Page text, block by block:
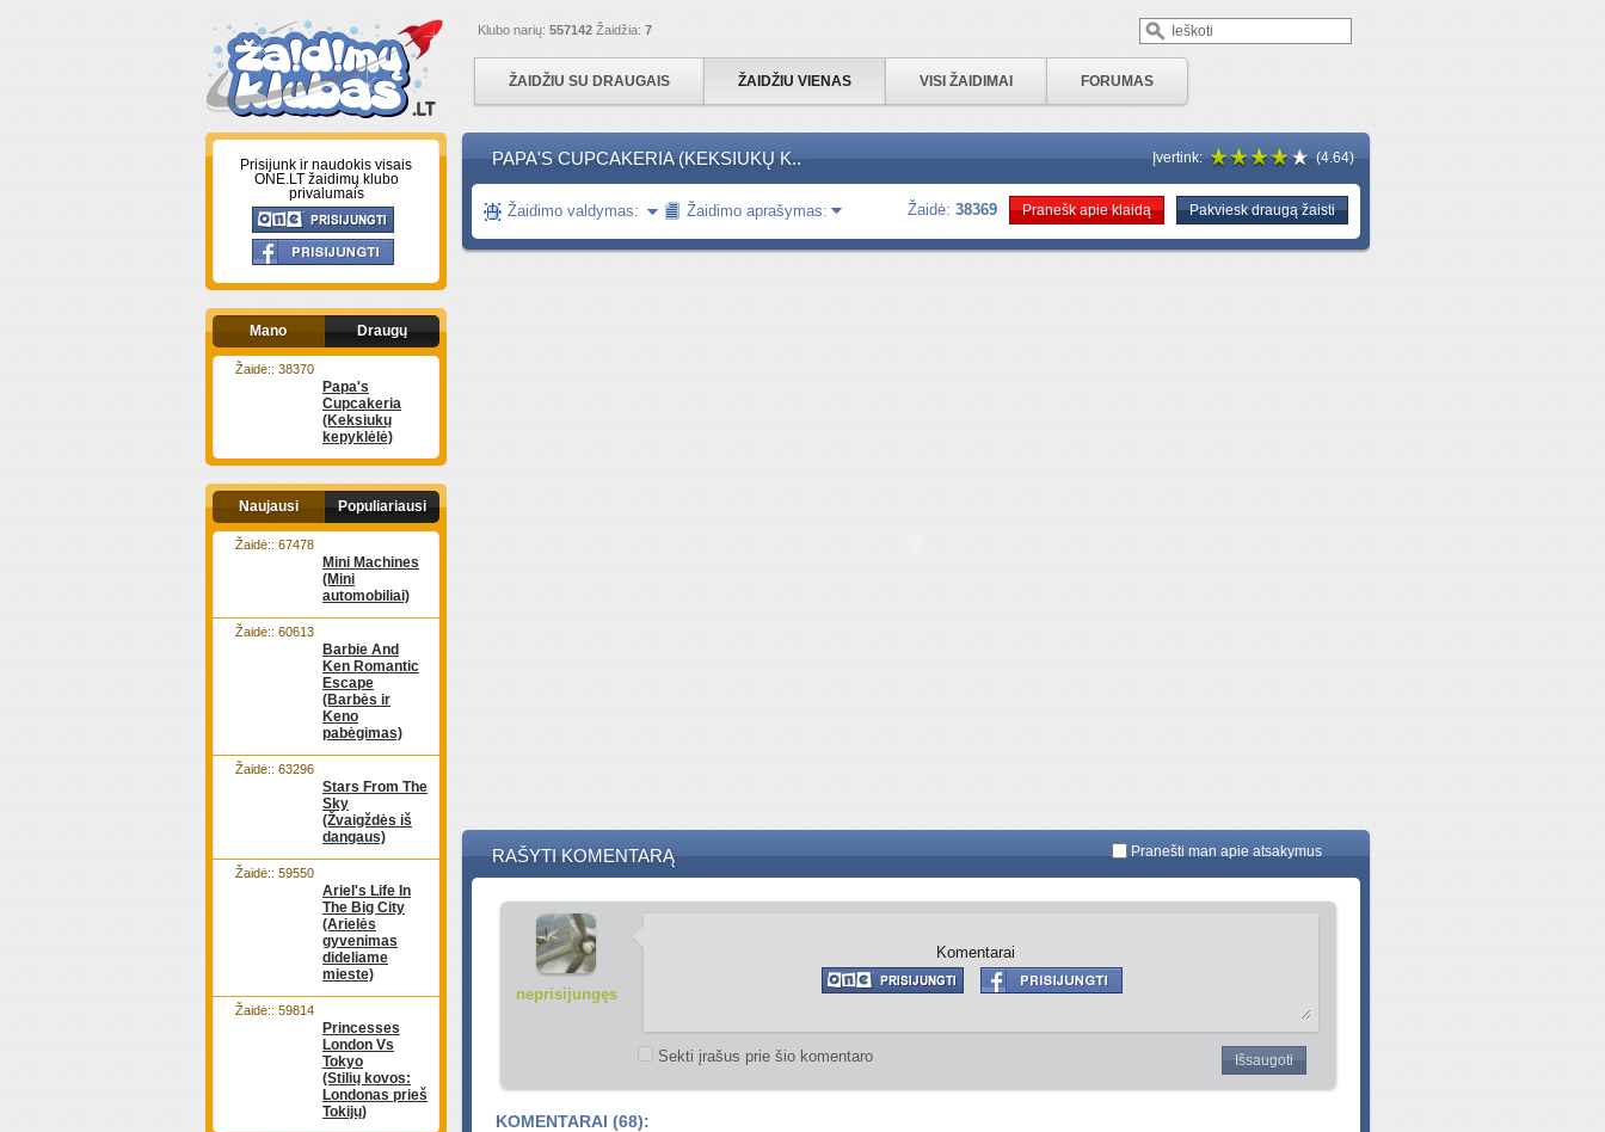
Klubo narių: 557142 Žaidžia: 7
ŽAIDŽIU SU DRAUGAIS ŽAIDŽIU VIENAS VISI ŽAIDIMAI FORUMAS
Prisijunk ir naudokis visais
ONE.LT žaidimų klubo
privalumais
Mano Draugų
Papa's
Cupcakeria
(Keksiukų
kepyklėlė)
Žaidė:: 38370
Naujausi Populiariausi
Mini Machines
(Mini
automobiliai)
Žaidė:: 67478
Barbie And
Ken Romantic
Escape
(Barbės ir
Keno
pabėgimas)
Žaidė:: 60613
Stars From The
Sky
(Žvaigždės iš
dangaus)
Žaidė:: 63296
Ariel's Life In
The Big City
(Arielės
gyvenimas
dideliame
mieste)
Žaidė:: 59550
Princesses
London Vs
Tokyo
(Stilių kovos:
Londonas prieš
Tokijų)
Žaidė:: 59814
PAPA'S CUPCAKERIA (KEKSIUKŲ K.. (4.64)
Įvertink:
Žaidimo valdymas: Žaidimo aprašymas: Pakviesk draugą žaisti
Pranešk apie klaidą
Žaidė: 38369
RAŠYTI KOMENTARĄ Pranešti man apie atsakymus
neprisijungęs
Sekti įrašus prie šio komentaro Išsaugoti
Komentarai
KOMENTARAI (68):